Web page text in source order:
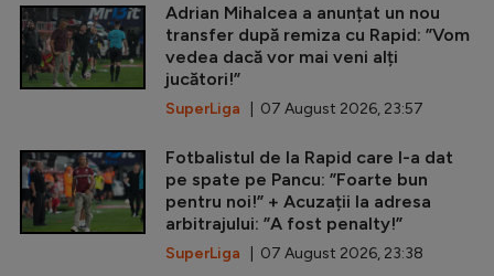
Adrian Mihalcea a anunțat un nou
transfer după remiza cu Rapid: ”Vom
vedea dacă vor mai veni alți
jucători!”
SuperLiga | 07 August 2026, 23:57
Fotbalistul de la Rapid care l-a dat
pe spate pe Pancu: ”Foarte bun
pentru noi!” + Acuzații la adresa
arbitrajului: ”A fost penalty!”
SuperLiga | 07 August 2026, 23:38